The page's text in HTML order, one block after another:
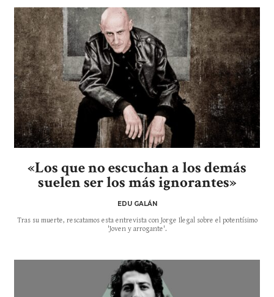
«Los que no escuchan a los demás
suelen ser los más ignorantes»
EDU GALÁN
Tras su muerte, rescatamos esta entrevista con Jorge Ilegal sobre el potentísimo
'Joven y arrogante'.